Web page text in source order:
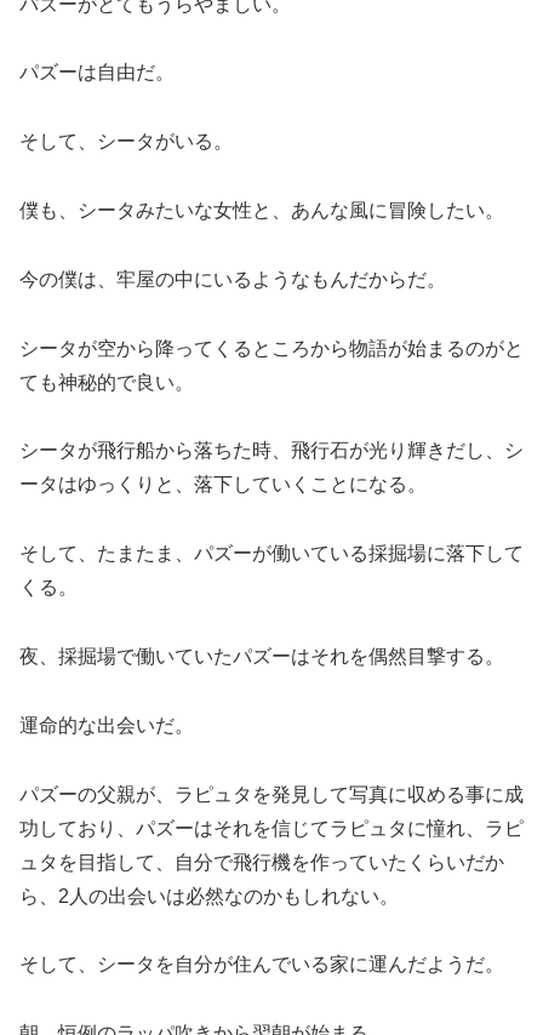
パズーは自由だ。
そして、シータがいる。
僕も、シータみたいな女性と、あんな風に冒険したい。
今の僕は、牢屋の中にいるようなもんだからだ。
シータが空から降ってくるところから物語が始まるのがと
ても神秘的で良い。
シータが飛行船から落ちた時、飛行石が光り輝きだし、シ
ータはゆっくりと、落下していくことになる。
そして、たまたま、パズーが働いている採掘場に落下して
くる。
夜、採掘場で働いていたパズーはそれを偶然目撃する。
運命的な出会いだ。
パズーの父親が、ラピュタを発見して写真に収める事に成
功しており、パズーはそれを信じてラピュタに憧れ、ラピ
ュタを目指して、自分で飛行機を作っていたくらいだか
ら、2人の出会いは必然なのかもしれない。
そして、シータを自分が住んでいる家に運んだようだ。